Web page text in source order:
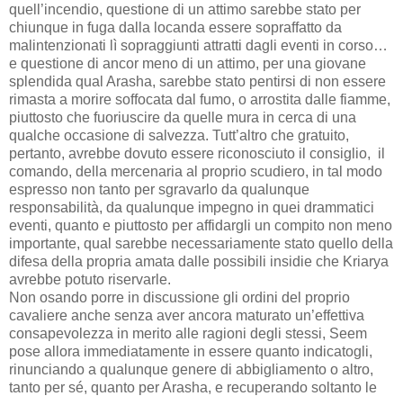
quell’incendio, questione di un attimo sarebbe stato per
chiunque in fuga dalla locanda essere sopraffatto da
malintenzionati lì sopraggiunti attratti dagli eventi in corso…
e questione di ancor meno di un attimo, per una giovane
splendida qual Arasha, sarebbe stato pentirsi di non essere
rimasta a morire soffocata dal fumo, o arrostita dalle fiamme,
piuttosto che fuoriuscire da quelle mura in cerca di una
qualche occasione di salvezza. Tutt’altro che gratuito,
pertanto, avrebbe dovuto essere riconosciuto il consiglio, il
comando, della mercenaria al proprio scudiero, in tal modo
espresso non tanto per sgravarlo da qualunque
responsabilità, da qualunque impegno in quei drammatici
eventi, quanto e piuttosto per affidargli un compito non meno
importante, qual sarebbe necessariamente stato quello della
difesa della propria amata dalle possibili insidie che Kriarya
avrebbe potuto riservarle.
Non osando porre in discussione gli ordini del proprio
cavaliere anche senza aver ancora maturato un’effettiva
consapevolezza in merito alle ragioni degli stessi, Seem
pose allora immediatamente in essere quanto indicatogli,
rinunciando a qualunque genere di abbigliamento o altro,
tanto per sé, quanto per Arasha, e recuperando soltanto le